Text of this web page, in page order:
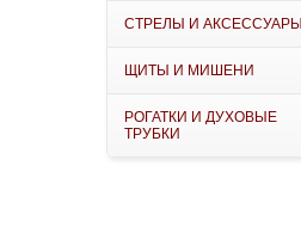
СТРЕЛЫ И АКСЕССУАРЫ
ЩИТЫ И МИШЕНИ
РОГАТКИ И ДУХОВЫЕ
ТРУБКИ